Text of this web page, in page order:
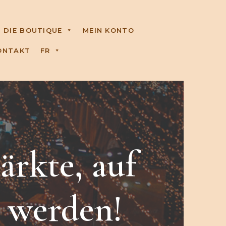
DIE BOUTIQUE MEIN KONTO
FR
auf